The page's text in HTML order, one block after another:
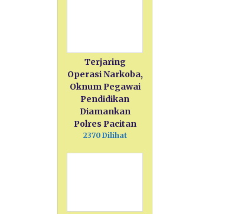
Terjaring
Operasi Narkoba,
Oknum Pegawai
Pendidikan
Diamankan
Polres Pacitan
2370 Dilihat